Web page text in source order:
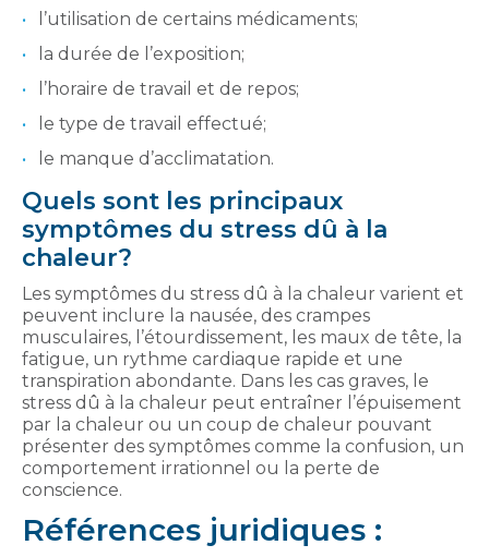
l’utilisation de certains médicaments;
la durée de l’exposition;
l’horaire de travail et de repos;
le type de travail effectué;
le manque d’acclimatation.
Quels sont les principaux
symptômes du stress dû à la
chaleur?
Les symptômes du stress dû à la chaleur varient et
peuvent inclure la nausée, des crampes
musculaires, l’étourdissement, les maux de tête, la
fatigue, un rythme cardiaque rapide et une
transpiration abondante. Dans les cas graves, le
stress dû à la chaleur peut entraîner l’épuisement
par la chaleur ou un coup de chaleur pouvant
présenter des symptômes comme la confusion, un
comportement irrationnel ou la perte de
conscience.
Références juridiques :